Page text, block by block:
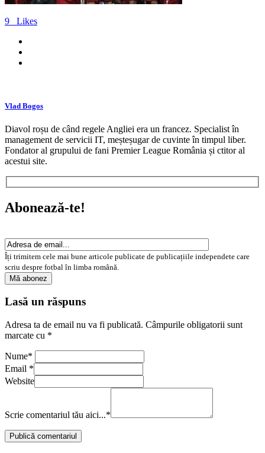
9 Likes
Vlad Bogos
Diavol roșu de când regele Angliei era un francez. Specialist în
management de servicii IT, meșteșugar de cuvinte în timpul liber.
Fondator al grupului de fani Premier League România și ctitor al
acestui site.
Abonează-te!
Îți trimitem cele mai bune articole publicate de publicațiile independete care
scriu despre fotbal în limba română.
Lasă un răspuns
Adresa ta de email nu va fi publicată. Câmpurile obligatorii sunt
marcate cu *
Nume*
Email *
Website
Scrie comentariul tău aici...*